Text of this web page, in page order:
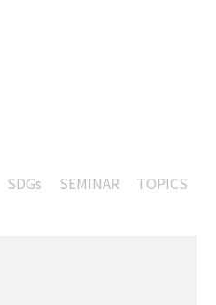
SDGs SEMINAR TOPICS